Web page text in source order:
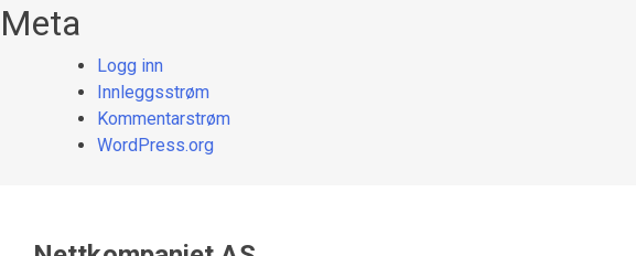
Meta
Logg inn
Innleggsstrøm
Kommentarstrøm
WordPress.org